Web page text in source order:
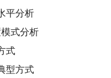
平分析
式分析
式
型方式